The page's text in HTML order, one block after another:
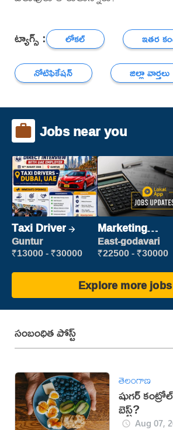
ట్యాగ్స్ : లోకల్
ఇతర
నోటిఫికేషన్
జిల్లా వార్తలు
Jobs near you
Taxi Driver
Guntur
₹13000 - ₹30000
Marketing
Executive
East-godavari
₹22500 - ₹30000
Explore more jobs
సంబంధిత పోస్ట్
తెలంగాణ
షుగర్
బెస్ట్?
Aug 07,